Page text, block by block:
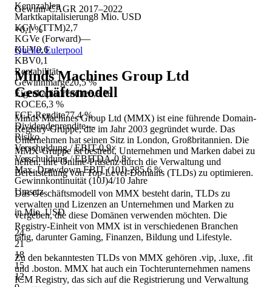
Kennzahlen
Marktkapitalisierung8 Mio. USD
KGV (TTM)2,7
KGVe (Forward)—
KUV0,6
KBV0,1
Rentabilität
Gewinnmarge20,5 %
Eigenkapitalrendite3,9 %
ROCE6,3 %
FCF-Rendite77,4 %
Dividendenrendite—
Risiko
Verschuldung / EBIT-0,9×
Verschuldung / EBITDA-0,8×
Max. Drawdown EBIT (10J)-285,6 %
Gewinnkontinuität (10J)4/10 Jahre
Umsatz
in Mio. USD
24
21
18
15
12
Gewinn-CAGR 2017–2022
+0,1 %
Quelle: Eulerpool
Minds Machines Group Ltd
Geschäftsmodell
Minds Machines Group Ltd (MMX) ist eine führende Domain-
Registry-Gruppe, die im Jahr 2003 gegründet wurde. Das
Unternehmen hat seinen Sitz in London, Großbritannien. Die
MMX-Gruppe ist bestrebt, Unternehmen und Marken dabei zu
helfen, ihre Online-Präsenz durch die Verwaltung und
Bereitstellung von Top-Level-Domains (TLDs) zu optimieren.
Das Geschäftsmodell von MMX besteht darin, TLDs zu
verwalten und Lizenzen an Unternehmen und Marken zu
vergeben, die diese Domänen verwenden möchten. Die
Registry-Einheit von MMX ist in verschiedenen Branchen
tätig, darunter Gaming, Finanzen, Bildung und Lifestyle.
Zu den bekanntesten TLDs von MMX gehören .vip, .luxe, .fit
und .boston. MMX hat auch ein Tochterunternehmen namens
ICM Registry, das sich auf die Registrierung und Verwaltung